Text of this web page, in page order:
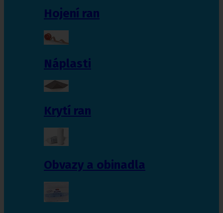
Hojení ran
Náplasti
Krytí ran
Obvazy a obinadla